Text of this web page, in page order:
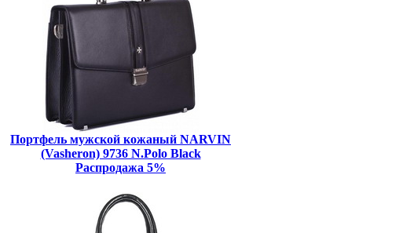
Портфель мужской кожаный NARVIN
(Vasheron) 9736 N.Polo Black
Распродажа 5%